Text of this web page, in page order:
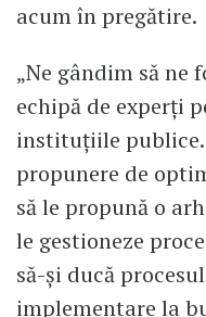
acum în pregătire.
„Ne gândim să ne
echipă de experți
instituțiile publice.
propunere de
să le propună o
le gestioneze
să-și ducă
implementare la